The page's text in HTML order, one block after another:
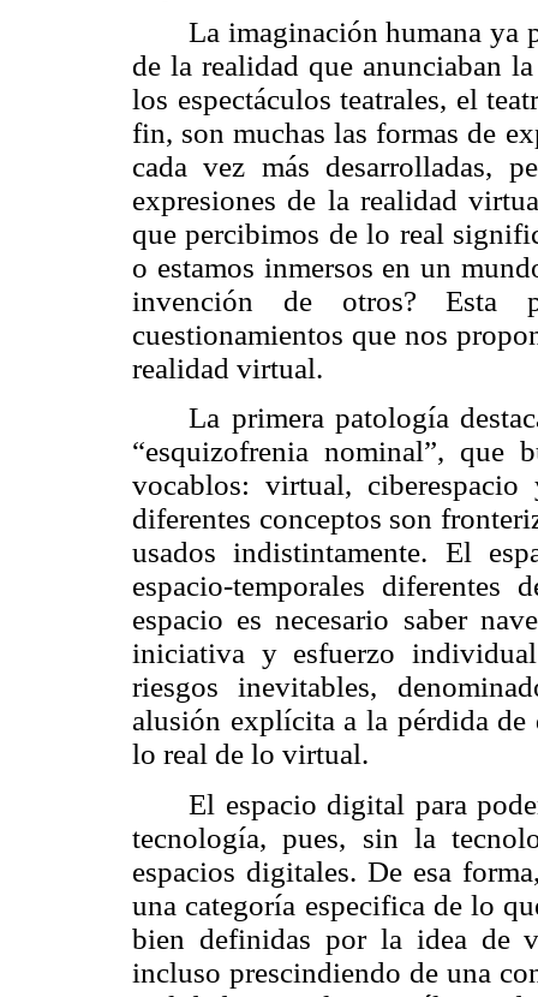
La imaginación humana ya
de la realidad que anunciaban
los espectáculos teatrales, el
fin, son muchas las formas de
cada vez más desarrolladas,
expresiones de la realidad
que percibimos de lo real
o estamos inmersos en un
invención de otros? Esta
cuestionamientos que nos
realidad virtual.
La primera patología
“esquizofrenia nominal”, que
vocablos: virtual,
diferentes conceptos son
usados indistintamente. El
espacio-temporales
espacio es necesario saber
iniciativa y esfuerzo
riesgos inevitables,
alusión explícita a la pérdida
lo real de lo virtual.
El espacio digital para
tecnología, pues, sin la
espacios digitales. De esa
una categoría especifica de lo
bien definidas por la idea de
incluso prescindiendo de una